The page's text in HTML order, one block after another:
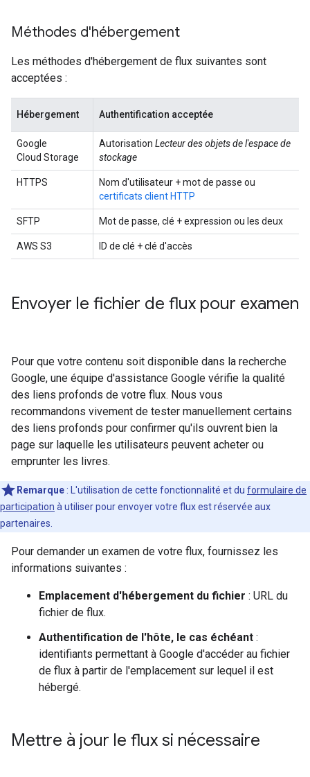
Méthodes d'hébergement
Les méthodes d'hébergement de flux suivantes sont
acceptées :
Hébergement Authentification acceptée
Google
Cloud Storage
Autorisation Lecteur des objets de l'espace de
stockage
HTTPS
Nom d'utilisateur + mot de passe ou
certificats client HTTP
SFTP Mot de passe, clé + expression ou les deux
AWS S3 ID de clé + clé d'accès
Envoyer le fichier de flux pour examen
Pour que votre contenu soit disponible dans la recherche
Google, une équipe d'assistance Google vérifie la qualité
des liens profonds de votre flux. Nous vous
recommandons vivement de tester manuellement certains
des liens profonds pour confirmer qu'ils ouvrent bien la
page sur laquelle les utilisateurs peuvent acheter ou
emprunter les livres.
Remarque : L'utilisation de cette fonctionnalité et du formulaire de
participation à utiliser pour envoyer votre flux est réservée aux
partenaires.
Pour demander un examen de votre flux, fournissez les
informations suivantes :
Emplacement d'hébergement du fichier : URL du
fichier de flux.
Authentification de l'hôte, le cas échéant :
identifiants permettant à Google d'accéder au fichier
de flux à partir de l'emplacement sur lequel il est
hébergé.
Mettre à jour le flux si nécessaire